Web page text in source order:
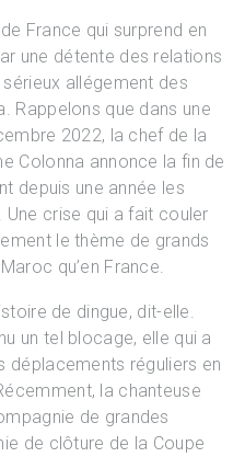
France qui surprend en
une détente des relations
allégement des
Rappelons que dans une
2022, la chef de la
Colonna annonce la fin de
depuis une année les
crise qui a fait couler
le thème de grands
qu’en France.
de dingue, dit-elle.
un tel blocage, elle qui a
déplacements réguliers en
la chanteuse
de grandes
de clôture de la Coupe